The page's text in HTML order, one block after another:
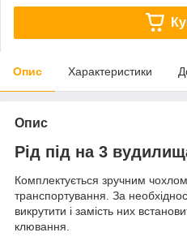
Опис Характеристики
Опис
Рід під на 3
Комплектується зручним
транспортування. За
викрутити і замість них
клювання.